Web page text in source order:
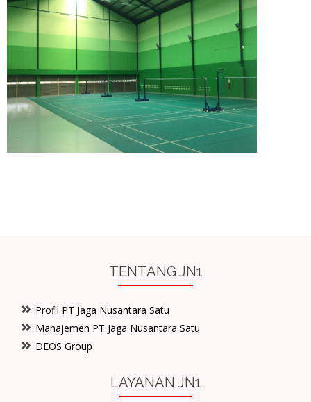
LAPANGAN OLAHRAGA JNTC
TENTANG JN1
Profil PT Jaga Nusantara Satu
Manajemen PT Jaga Nusantara Satu
DEOS Group
LAYANAN JN1